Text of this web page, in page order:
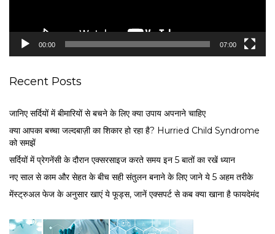
00:00 07:00
Recent Posts
जानिए सर्दियों में बीमारियों से बचने के लिए क्या उपाय अपनाने चाहिए
क्या आपका बच्चा जल्दबाज़ी का शिकार हो रहा है? Hurried Child Syndrome
को समझें
सर्द‍ियों में प्रेगनेंसी के दौरान एक्सरसाइज करते समय इन 5 बातों का रखें ध्यान
नए साल से काम और सेहत के बीच सही संतुलन बनाने के लिए जाने ये 5 अहम तरीके
मेंस्ट्रुअल फेज के अनुसार खाएं ये फूड्स, जानें एक्सपर्ट से कब क्या खाना है फायदेमंद